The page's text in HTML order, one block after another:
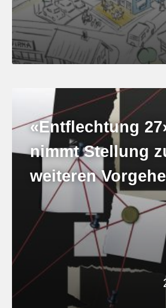
«Entflechtung
nimmt Stellung
weiteren